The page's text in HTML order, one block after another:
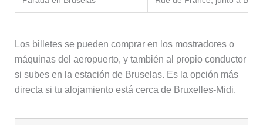
Los billetes se pueden comprar en los mostradores o
máquinas del aeropuerto, y también al propio conductor
si subes en la estación de Bruselas. Es la opción más
directa si tu alojamiento está cerca de Bruxelles-Midi.